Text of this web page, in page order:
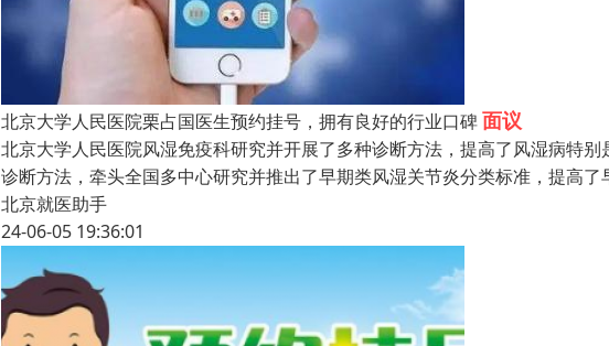
北京大学人民医院栗占国医生预约挂号，拥有良好的行业口碑面议
北京大学人民医院风湿免疫科研究并开展了多种诊断方法，提高了风湿病特
诊断方法，牵头全国多中心研究并推出了早期类风湿关节炎分类标准，提高
北京就医助手
24-06-05 19:36:01